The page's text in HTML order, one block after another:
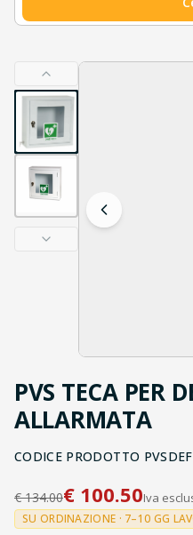
PVS TECA PER
ALLARMATA
CODICE PRODOTTO
€134.00€ 100.50Iva
SU ORDINAZIONE · 7–10 GG